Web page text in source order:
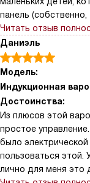
панель
осталась жива, даже
что панель очень
использования и
можно объединить
блюда в большой
времени на
радовать. Яйца,
Еще можно не
конфорки перед
есть специальная
сама вырубается.
Читать отзыв
Даниэль
Модель:
Индукционная
Достоинства:
Из плюсов этой
простое
было
пользоваться этой.
лично для меня это